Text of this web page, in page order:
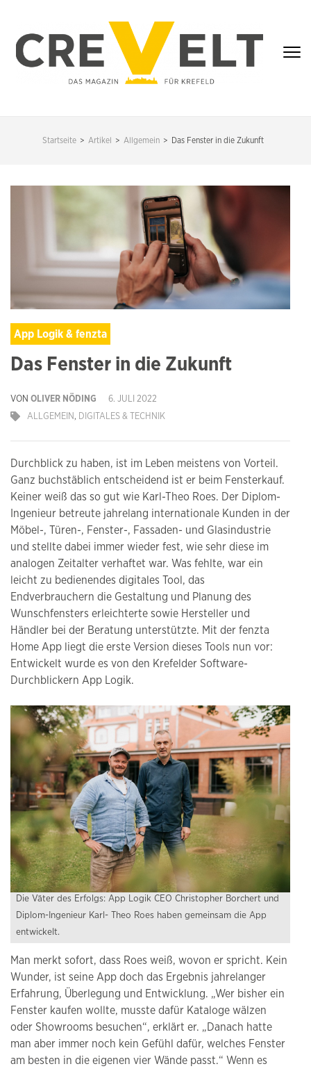
springen
(Enter
KREFELD
Startseite > Artikel > Allgemein > Das Fenster in die Zukunft
App Logik & fenzta
Das Fenster in die Zukunft
VON OLIVER NÖDING
6. JULI 2022
ALLGEMEIN, DIGITALES & TECHNIK
Durchblick zu haben, ist im Leben meistens von Vorteil.
Ganz buchstäblich entscheidend ist er beim Fensterkauf.
Keiner weiß das so gut wie Karl-Theo Roes. Der Diplom-
Ingenieur betreute jahrelang internationale Kunden in der
Möbel-, Türen-, Fenster-, Fassaden- und Glasindustrie
und stellte dabei immer wieder fest, wie sehr diese im
analogen Zeitalter verhaftet war. Was fehlte, war ein
leicht zu bedienendes digitales Tool, das
Endverbrauchern die Gestaltung und Planung des
Wunschfensters erleichterte sowie Hersteller und
Händler bei der Beratung unterstützte. Mit der fenzta
Home App liegt die erste Version dieses Tools nun vor:
Entwickelt wurde es von den Krefelder Software-
Durchblickern App Logik.
Die Väter des Erfolgs: App Logik CEO Christopher Borchert und
Diplom-Ingenieur Karl- Theo Roes haben gemeinsam die App
entwickelt.
Man merkt sofort, dass Roes weiß, wovon er spricht. Kein
Wunder, ist seine App doch das Ergebnis jahrelanger
Erfahrung, Überlegung und Entwicklung. „Wer bisher ein
Fenster kaufen wollte, musste dafür Kataloge wälzen
oder Showrooms besuchen“, erklärt er. „Danach hatte
man aber immer noch kein Gefühl dafür, welches Fenster
am besten in die eigenen vier Wände passt.“ Wenn es